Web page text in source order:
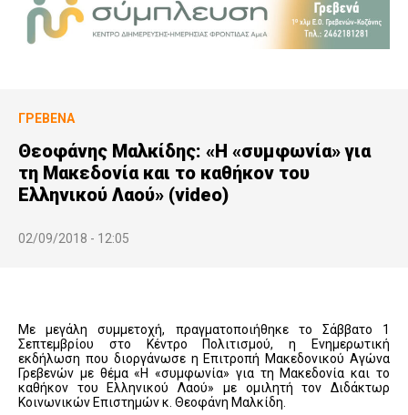
ΓΡΕΒΕΝΆ
Θεοφάνης Μαλκίδης: «Η «συμφωνία» για
τη Μακεδονία και το καθήκον του
Ελληνικού Λαού» (video)
02/09/2018 - 12:05
Με μεγάλη συμμετοχή, πραγματοποιήθηκε το Σάββατο 1
Σεπτεμβρίου στο Κέντρο Πολιτισμού, η Ενημερωτική
εκδήλωση που διοργάνωσε η Επιτροπή Μακεδονικού Αγώνα
Γρεβενών με θέμα «Η «συμφωνία» για τη Μακεδονία και το
καθήκον του Ελληνικού Λαού» με ομιλητή τον Διδάκτωρ
Κοινωνικών Επιστημών κ. Θεοφάνη Μαλκίδη.